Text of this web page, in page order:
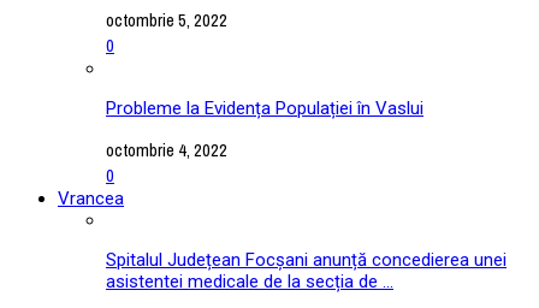
octombrie 5, 2022
0
Probleme la Evidența Populației în Vaslui
octombrie 4, 2022
0
Vrancea
Spitalul Județean Focșani anunță concedierea unei
asistentei medicale de la secția de ...